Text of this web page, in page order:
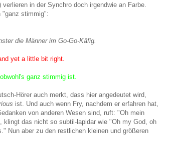
in der Synchro doch irgendwie an Farbe.
"ganz stimmig":
die Männer im Go-Go-Käfig.
yet a little bit right.
ganz stimmig ist.
Hörer auch merkt, dass hier angedeutet wird,
ist. Und auch wenn Fry, nachdem er erfahren hat,
von anderen Wesen sind, ruft: "Oh mein
das nicht so subtil-lapidar wie "Oh my God, oh
Nun aber zu den restlichen kleinen und größeren